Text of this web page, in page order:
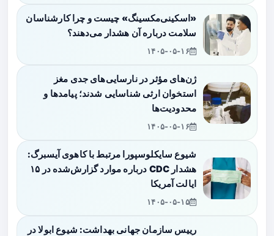
«اسکینی‌مکسینگ» چیست و چرا کارشناسان
سلامت درباره آن هشدار می‌دهند؟
۱۴۰۵-۰۵-۱۶
ژن‌های مؤثر در نارسایی‌های جدی مغز
استخوان ارثی شناسایی شدند؛ پیامدها و
محدودیت‌ها
۱۴۰۵-۰۵-۱۶
شیوع سایکلوسپورا مرتبط با کاهوی آیسبرگ:
هشدار CDC درباره موارد گزارش‌شده در ۱۵
ایالت آمریکا
۱۴۰۵-۰۵-۱۵
رییس سازمان جهانی بهداشت: شیوع ابولا در